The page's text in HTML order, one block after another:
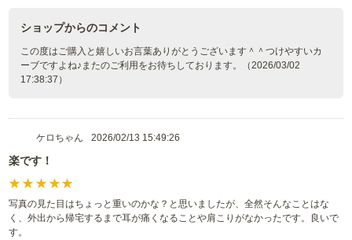
ショップからのコメント
この度はご購入と嬉しいお言葉ありがとうございます＾＾つけやすいカ
ーブですよね♪またのご利用をお待ちしております。（2026/03/02
17:38:37）
ケロちゃん 2026/02/13 15:49:26
楽です！
写真の見た目はちょっと重いのかな？と思いましたが、全然そんなことはな
く、外出から帰宅するまで耳が痛くなることや肩こりがなかったです。良いで
す。